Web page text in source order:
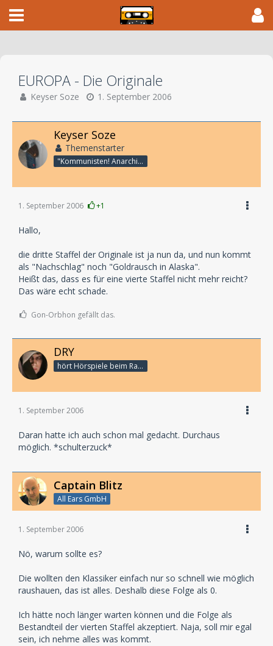
EUROPA - Die Originale
Keyser Soze 1. September 2006
Keyser Soze
Themenstarter
"Kommunisten! Anarchisten!! Pack!!!"
1. September 2006 +1
Hallo,
die dritte Staffel der Originale ist ja nun da, und nun kommt
als "Nachschlag" noch "Goldrausch in Alaska".
Heißt das, dass es für eine vierte Staffel nicht mehr reicht?
Das wäre echt schade.
Gon-Orbhon gefällt das.
DRY
hört Hörspiele beim Rasenmähen
1. September 2006
Daran hatte ich auch schon mal gedacht. Durchaus
möglich. *schulterzuck*
Captain Blitz
All Ears GmbH
1. September 2006
Nö, warum sollte es?
Die wollten den Klassiker einfach nur so schnell wie möglich
raushauen, das ist alles. Deshalb diese Folge als 0.
Ich hätte noch länger warten können und die Folge als
Bestandteil der vierten Staffel akzeptiert. Naja, soll mir egal
sein, ich nehme alles was kommt.